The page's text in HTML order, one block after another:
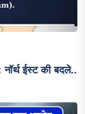
ईस्ट की बदले..